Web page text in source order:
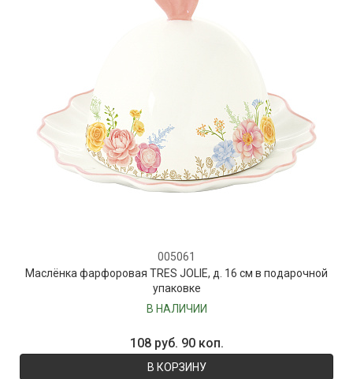
005061
Маслёнка фарфоровая TRES JOLIE, д. 16 см в подарочной
упаковке
В НАЛИЧИИ
108 руб. 90 коп.
В КОРЗИНУ